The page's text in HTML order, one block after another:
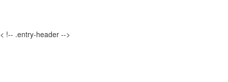
< !-- .entry-header -->